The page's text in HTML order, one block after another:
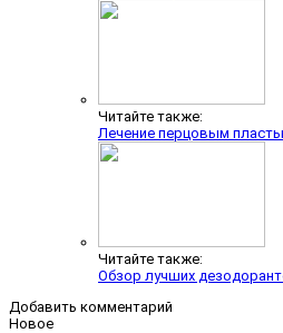
Читайте также:
Лечение перцовым
Читайте также:
Обзор лучших
Добавить комментарий
Новое